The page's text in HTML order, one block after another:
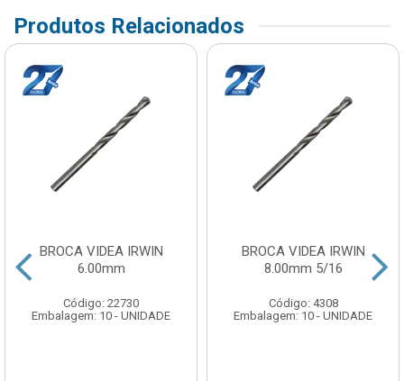
Produtos Relacionados
BROCA VIDEA IRWIN
6.00mm
Código: 22730
Embalagem: 10 - UNIDADE
BROCA VIDEA IRWIN
8.00mm 5/16
Código: 4308
Embalagem: 10 - UNIDADE